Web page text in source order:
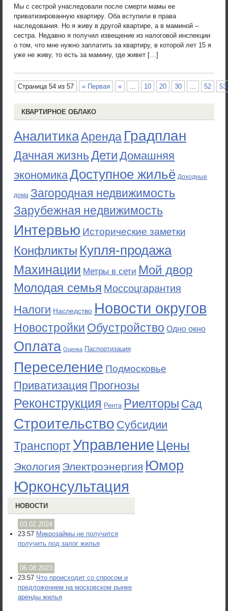
Мы с сестрой унаследовали после смерти мамы ее
приватизированную квартиру. Оба вступили в права
наследования. Но я живу в другой квартире, а в маминой –
сестра. Недавно я получил извещение из налоговой инспекции
о том, что мне нужно заплатить за квартиру, в которой лет 15 я
уже не живу, то есть за мамину, где живет […]
Страница 54 из 57 « Первая « ... 10 20 30 ... 52 53
КВАРТИРНОЕ ОБЛАКО
АналитикаАренда Градплан
Дачная жизньДети Домашняя
экономикаДоступное жильё Доходные
дома Загородная недвижимость
Зарубежная недвижимость
Интервью Исторические заметки
Конфликты Купля-продажа
Махинации Метры в сети Мой двор
Молодая семья Моссоцгарантия
Налоги Наследство Новости округов
Новостройки Обустройство Одно окно
Оплата Оценка Паспортизация
Переселение Подмосковье
Приватизация Прогнозы
Реконструкция Рента Риелторы Сад
Строительство Субсидии
ТранспортУправление Цены
Экология Электроэнергия Юмор
Юрконсультация
НОВОСТИ
03.02.2024
23:57 Микрозаймы не получится
получить под залог жилья
06.08.2023
23:57 Что происходит со спросом и
предложением на московском рынке
аренды жилья